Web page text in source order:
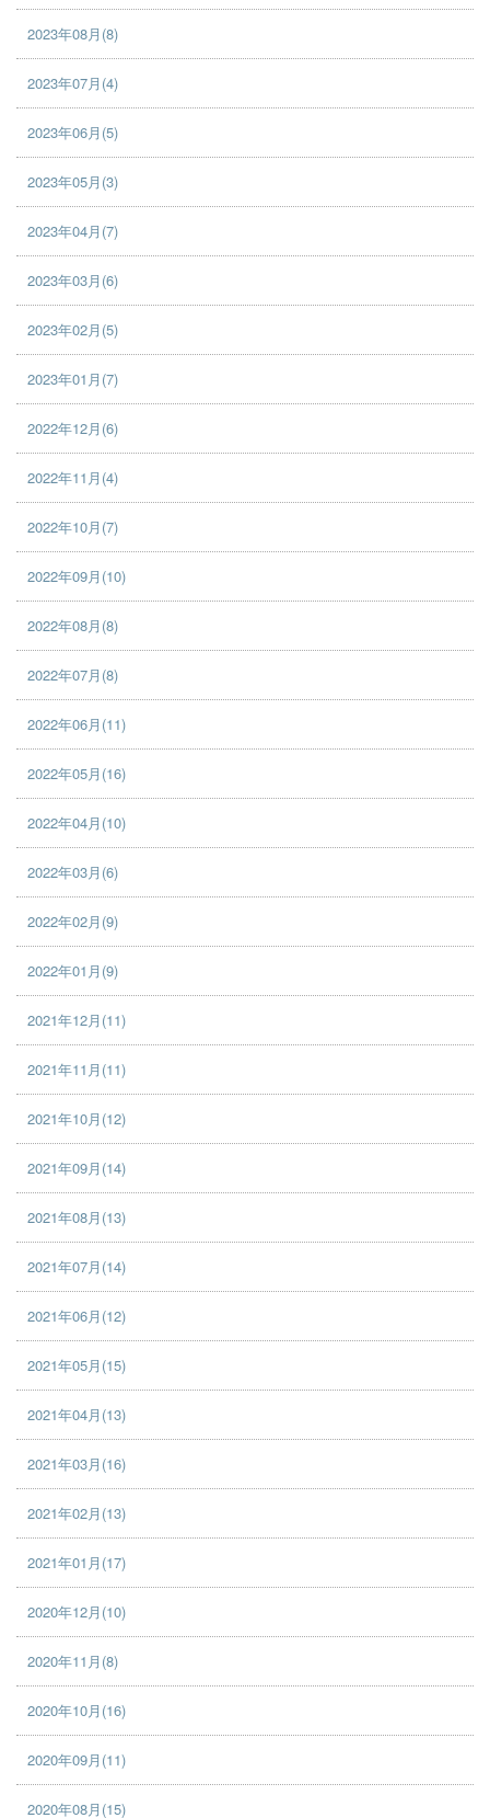
2023年08月(8)
2023年07月(4)
2023年06月(5)
2023年05月(3)
2023年04月(7)
2023年03月(6)
2023年02月(5)
2023年01月(7)
2022年12月(6)
2022年11月(4)
2022年10月(7)
2022年09月(10)
2022年08月(8)
2022年07月(8)
2022年06月(11)
2022年05月(16)
2022年04月(10)
2022年03月(6)
2022年02月(9)
2022年01月(9)
2021年12月(11)
2021年11月(11)
2021年10月(12)
2021年09月(14)
2021年08月(13)
2021年07月(14)
2021年06月(12)
2021年05月(15)
2021年04月(13)
2021年03月(16)
2021年02月(13)
2021年01月(17)
2020年12月(10)
2020年11月(8)
2020年10月(16)
2020年09月(11)
2020年08月(15)